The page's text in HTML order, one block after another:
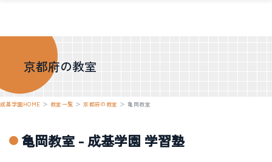
京都府の教室
成基学園HOME ＞ 教室一覧 ＞京都府の教室 ＞亀岡教室
亀岡教室 - 成基学園 学習塾